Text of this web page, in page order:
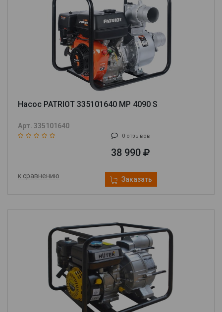
Насос PATRIOT 335101640 MP 4090 S
Арт. 335101640
0 отзывов
38 990
к сравнению Заказать